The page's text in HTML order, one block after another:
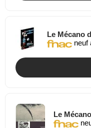
Le Mécano
neuf
Le